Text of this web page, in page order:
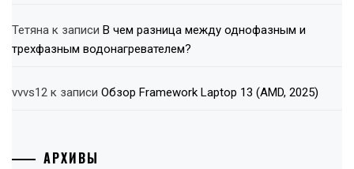
Тетяна к записи В чем разница между однофазным и
трехфазным водонагревателем?
vvvs12 к записи Обзор Framework Laptop 13 (AMD, 2025)
АРХИВЫ